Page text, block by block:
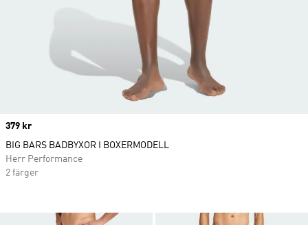
Price
379 kr
BIG BARS BADBYXOR I BOXERMODELL
Herr Performance
2 färger